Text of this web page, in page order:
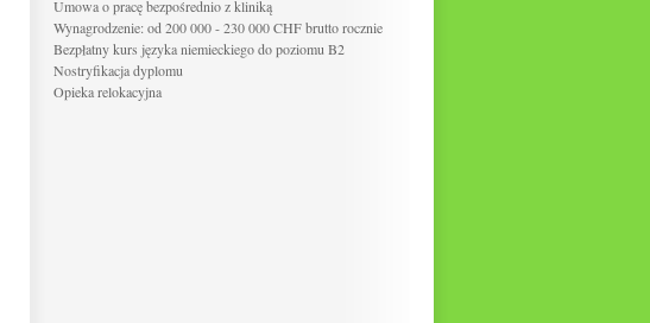
Umowa o pracę bezpośrednio z kliniką
Wynagrodzenie: od 200 000 - 230 000 CHF brutto rocznie
Bezpłatny kurs języka niemieckiego do poziomu B2
Nostryfikacja dyplomu
Opieka relokacyjna